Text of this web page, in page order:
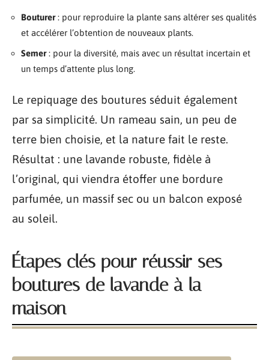
Bouturer: pour reproduire la plante sans altérer ses qualités
et accélérer l’obtention de nouveaux plants.
Semer: pour la diversité, mais avec un résultat incertain et
un temps d’attente plus long.
Le repiquage des boutures séduit également
par sa simplicité. Un rameau sain, un peu de
terre bien choisie, et la nature fait le reste.
Résultat : une lavande robuste, fidèle à
l’original, qui viendra étoffer une bordure
parfumée, un massif sec ou un balcon exposé
au soleil.
Étapes clés pour réussir ses
boutures de lavande à la
maison